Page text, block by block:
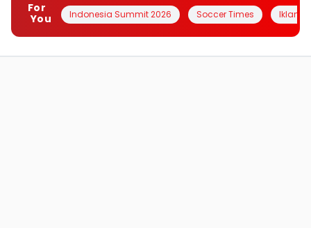
For
You
Indonesia Summit 2026 Soccer Times Iklanin